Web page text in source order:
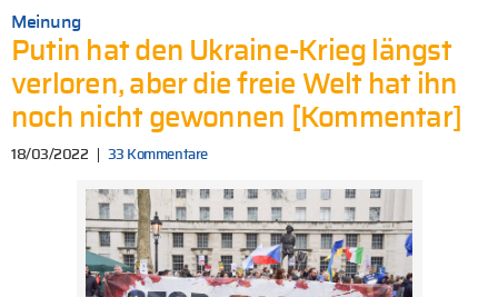
Meinung
Putin hat den Ukraine-Krieg längst
verloren, aber die freie Welt hat ihn
noch nicht gewonnen [Kommentar]
18/03/2022 33 Kommentare